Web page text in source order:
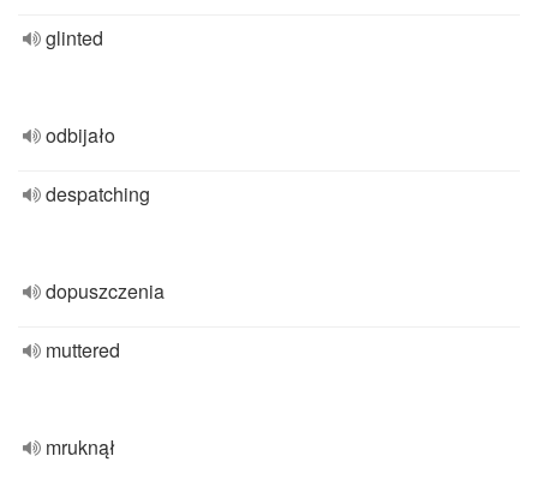
glinted
odbijało
despatching
dopuszczenia
muttered
mruknął